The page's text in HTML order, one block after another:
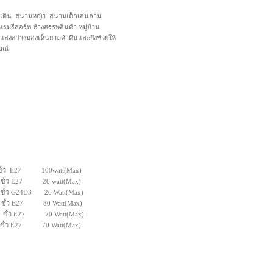
น สนามหญ้า สนามเด็กเล่นลาน
มรีสอร์ท ห้างสรรพสินค้า หมู่บ้าน
งสว่างมองเห็นยามคำคืนและยังช่วยให้
ณ์
100watt(Max)
ขั้ว E27 26 watt(Max)
G24D3 26 Watt(Max)
E27 80 Watt(Max)
E27 70 Watt(Max)
ว E27 70 Watt(Max)